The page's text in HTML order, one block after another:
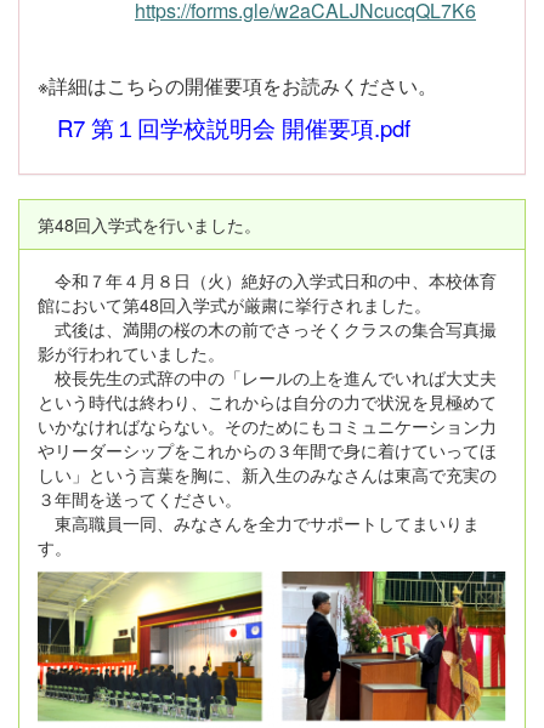
https://forms.gle/w2aCALJNcucqQL7K6
※詳細はこちらの開催要項をお読みください。
R7 第１回学校説明会 開催要項.pdf
第48回入学式を行いました。
令和７年４月８日（火）絶好の入学式日和の中、本校体育
館において第48回入学式が厳粛に挙行されました。
式後は、満開の桜の木の前でさっそくクラスの集合写真撮
影が行われていました。
校長先生の式辞の中の「レールの上を進んでいれば大丈夫
という時代は終わり、これからは自分の力で状況を見極めて
いかなければならない。そのためにもコミュニケーション力
やリーダーシップをこれからの３年間で身に着けていってほ
しい」という言葉を胸に、新入生のみなさんは東高で充実の
３年間を送ってください。
東高職員一同、みなさんを全力でサポートしてまいりま
す。